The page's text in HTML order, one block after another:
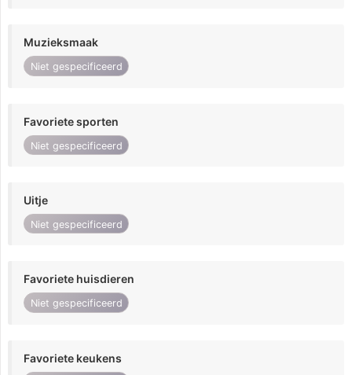
Muzieksmaak
Niet gespecificeerd
Favoriete sporten
Niet gespecificeerd
Uitje
Niet gespecificeerd
Favoriete huisdieren
Niet gespecificeerd
Favoriete keukens